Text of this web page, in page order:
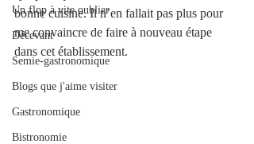
Un flop à vite oublier
Décevant
Semie-gastronomique
Blogs que j'aime visiter
Gastronomique
Bistronomie
bonne cuisine. Il n’en fallait pas plus pour
me convaincre de faire à nouveau étape
dans cet établissement.